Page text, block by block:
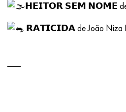
𝗛𝗘𝗜𝗧𝗢𝗥 𝗦𝗘𝗠 𝗡𝗢𝗠𝗘 de
𝗥𝗔𝗧𝗜𝗖𝗜𝗗𝗔 de João Niza